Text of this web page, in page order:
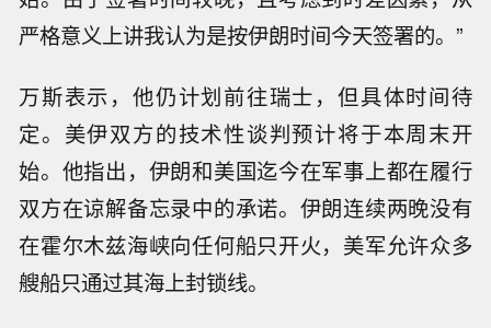
严格意义上讲我认为是按伊朗时间今天签署的。”
万斯表示，他仍计划前往瑞士，但具体时间待
定。美伊双方的技术性谈判预计将于本周末开
始。他指出，伊朗和美国迄今在军事上都在履行
双方在谅解备忘录中的承诺。伊朗连续两晚没有
在霍尔木兹海峡向任何船只开火，美军允许众多
艘船只通过其海上封锁线。